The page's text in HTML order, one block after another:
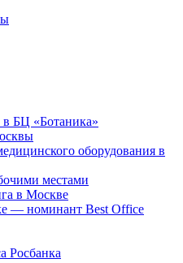
БЦ «Ботаника»
оборудования в
местами
в Москве
— номинант Best Office
Росбанка